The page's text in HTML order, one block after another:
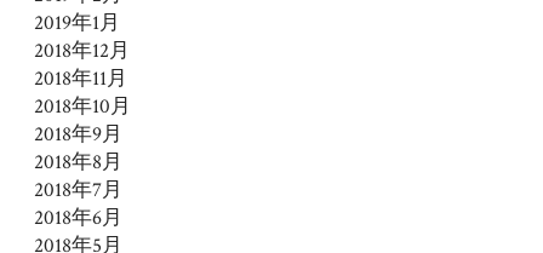
2019年1月
2018年12月
2018年11月
2018年10月
2018年9月
2018年8月
2018年7月
2018年6月
2018年5月